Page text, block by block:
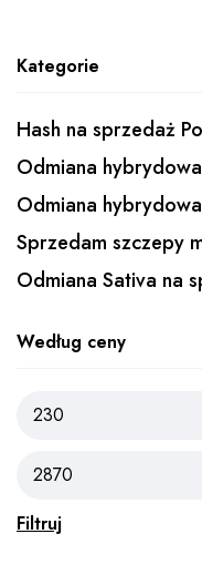
Kategorie
Hash na sprzedaż
Odmiana
Odmiana
Sprzedam szczepy
Odmiana Sativa na
Według ceny
Filtruj